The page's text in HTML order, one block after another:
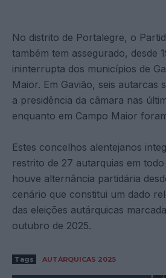
No distrito de Portalegre, o
também tem assegurado, desde
ininterrupta dos municípios de
Maior. Em Gavião, seis autarcas
a presidência da câmara nas
enquanto em Campo Maior
Estes concelhos alentejanos
restrito de 27 autarquias em
houve alternância partidária
cenário que constitui um dado
das eleições autárquicas
outubro de 2025.
Tags AUTÁRQUICAS 2025